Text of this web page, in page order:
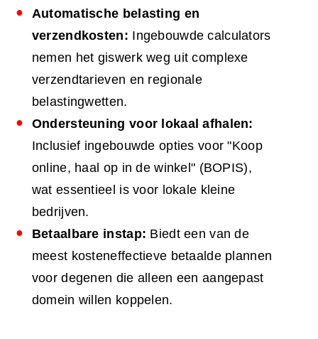
Automatische belasting en
verzendkosten: Ingebouwde calculators
nemen het giswerk weg uit complexe
verzendtarieven en regionale
belastingwetten.
Ondersteuning voor lokaal afhalen:
Inclusief ingebouwde opties voor "Koop
online, haal op in de winkel" (BOPIS),
wat essentieel is voor lokale kleine
bedrijven.
Betaalbare instap: Biedt een van de
meest kosteneffectieve betaalde plannen
voor degenen die alleen een aangepast
domein willen koppelen.